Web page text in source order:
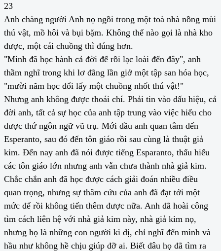
23
Anh chàng người Anh nọ ngồi trong một toà nhà nồng mùi
thú vật, mồ hôi và bụi bặm. Không thể nào gọi là nhà kho
được, một cái chuồng thì đúng hơn.
"Mình đã học hành cả đời để rồi lạc loài đến đây", anh
thầm nghĩ trong khi lơ đãng lần giở một tập san hóa học,
"mười năm học đổi lấy một chuồng nhốt thú vật!"
Nhưng anh không được thoái chí. Phải tin vào dấu hiệu, cả
đời anh, tất cả sự học của anh tập trung vào việc hiểu cho
được thứ ngôn ngữ vũ trụ. Mới đầu anh quan tâm đến
Esperanto, sau đó đến tôn giáo rồi sau cùng là thuật giả
kim. Đến nay anh đã nói được tiếng Esparanto, thấu hiểu
các tôn giáo lớn nhưng anh vẫn chưa thành nhà giả kim.
Chắc chắn anh đã học được cách giải đoán nhiều điều
quan trọng, nhưng sự thâm cứu của anh đã đạt tới một
mức để rồi không tiến thêm được nữa. Anh đã hoài công
tìm cách liên hệ với nhà giả kim này, nhà giả kim nọ,
nhưng họ là những con người kì dị, chỉ nghĩ đến mình và
hầu như không hề chịu giúp đỡ ai. Biết đâu họ đã tìm ra